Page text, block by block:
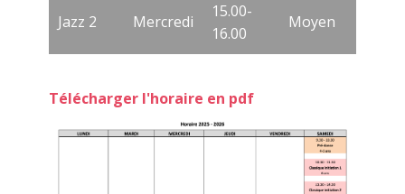
Jazz 2 Mercredi
15.00-
16.00
Moyen
Télécharger l'horaire en pdf